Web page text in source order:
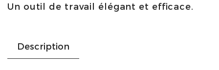
avec
bois
Un outil de travail élégant et efficace.
Description